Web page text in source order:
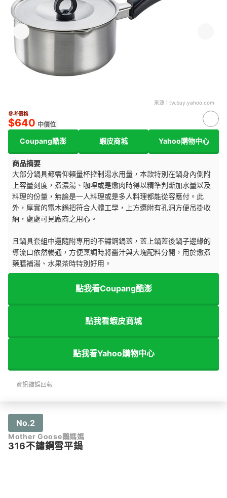
來源： tw.buy.yahoo.com
參考價格
$640 中價位
Coupang酷澎 蝦皮商城 Yahoo購物中心
商品摘要
大部分鍋具都需仰賴量杯控制湯水用量，本款特別在鍋身內側附
上容量刻度，煮濃湯、咖哩或是燉肉時得以精準判斷加水量以及
料理的份量，無論是一人料理或是多人料理都能從容應付。此
外，厚實的電木鍋把符合人體工學，上方還附有孔洞方便吊掛收
納，處處可見廠商之用心。
且鍋具套組中還隨附專用的不鏽鋼鍋蓋，蓋上鍋蓋後鍋子邊緣的
導流口依然暢通，方便烹調時將醬汁與大塊配料分開，用於燉煮
藥膳補湯、水果茶時特別好用。
點我看Coupang酷澎
點我看蝦皮商城
點我看Yahoo購物中心
資訊錯誤回報
No.2
Mother Goose鵝媽媽
316不鏽鋼雪平鍋